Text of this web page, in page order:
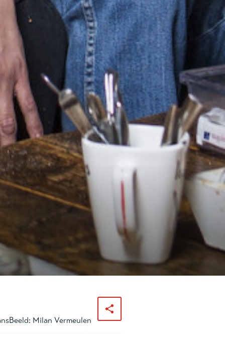
Beeld: Milan Vermeulen